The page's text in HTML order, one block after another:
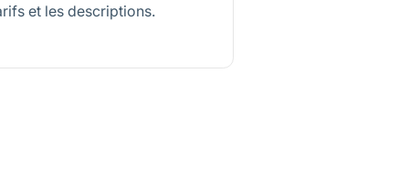
et les descriptions.